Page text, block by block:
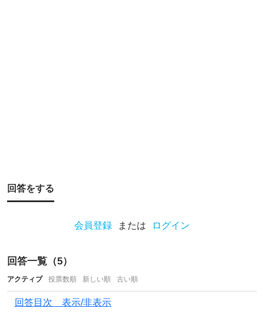
っ
リ
ー
ル
回答をする
会員登録 または ログイン
回答一覧（5）
アクティブ 投票数順 新しい順 古い順
回答目次 表示/非表示